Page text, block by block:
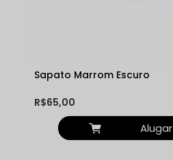
Sapato Marrom Escuro
R$65,00
Alugar